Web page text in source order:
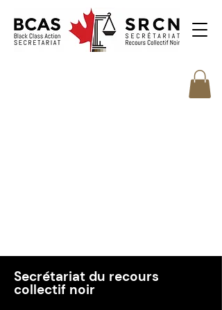
Secrétariat du recours
collectif noir